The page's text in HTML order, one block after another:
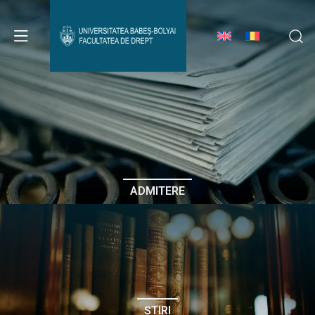
Avizier Studenți
Studii
Admitere
Erasmus & Internațional
Despre Facultate
ADMITERE
ȘTIRI